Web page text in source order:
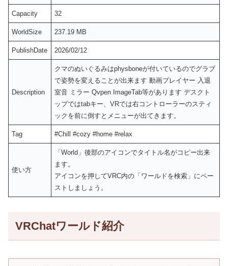
Capacity 32
WorldSize 237.19 MB
PublishDate 2026/02/12
Description
クマのぬいぐるみはphysboneが付いているのでグラブ
で姿勢を変えることが出来ます 動画プレイヤー 入退
室音 ミラー Qvpen ImageTab等があります デスクト
ップではtabキー、VRでは右コントローラーのスティ
ックを前に倒すとメニューが出てきます。
Tag #Chill #cozy #home #relax
使い方
「World」後部のアイコンでタイトル名がコピー出来
ます。
アイコンを押してVRC内の「ワールドを検索」にペー
ストしましょう。
VRChatワールド紹介